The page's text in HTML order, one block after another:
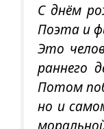
С днём
Поэта и
Это
раннего
Потом
но и